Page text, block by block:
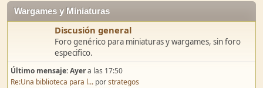
Wargames y Miniaturas
Discusión general
Foro genérico para miniaturas y wargames, sin foro
especifico.
Último mensaje:Ayera las 17:50
Re:Una biblioteca para l... porstrategos